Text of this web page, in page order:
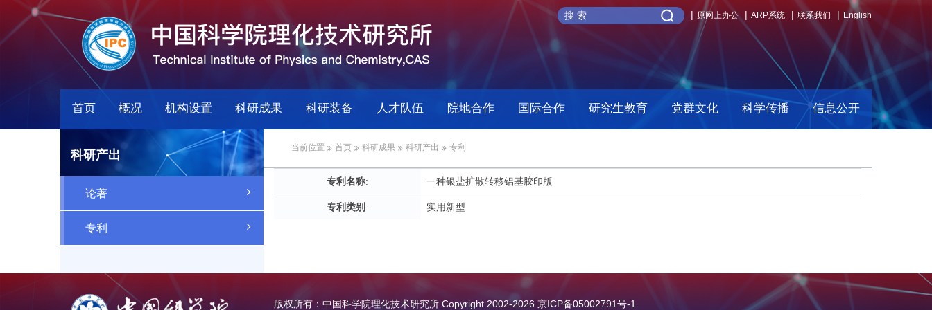
原网上办公 ARP系统 联系我们 English
首页 概况 机构设置 科研成果 科研装备 人才队伍 院地合作 国际合作 研究生教育 党群文化 科学传播 信息公开
科研产出
论著
专利
当前位置 首页 科研成果 科研产出 专利
专利名称: 一种银盐扩散转移铝基胶印版
专利类别 : 实用新型
版权所有：中国科学院理化技术研究所 Copyright 2002-2026 京ICP备05002791号-1